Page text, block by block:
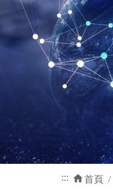
::: 首頁